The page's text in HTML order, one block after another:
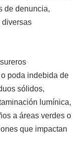
de denuncia,
diversas
poda indebida de
sólidos,
lumínica,
a áreas verdes o
que impactan